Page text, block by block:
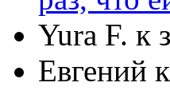
Yura F. к
Евгений